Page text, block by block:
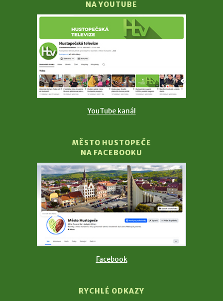
NA YOUTUBE
YouTube kanál
MĚSTO HUSTOPEČE
NA FACEBOOKU
Facebook
RYCHLÉ ODKAZY